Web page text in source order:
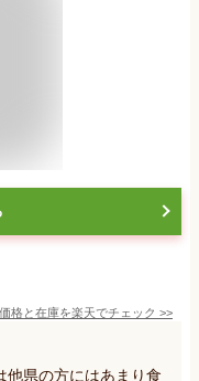
価格と在庫を楽天でチェック >>
他県の方にはあまり食